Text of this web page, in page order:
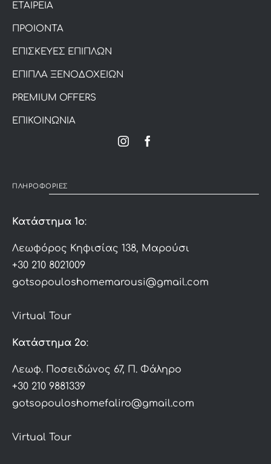
ΕΤΑΙΡΕΙΑ
ΠΡΟΙΟΝΤΑ
ΕΠΙΣΚΕΥΕΣ ΕΠΙΠΛΩΝ
ΕΠΙΠΛΑ ΞΕΝΟΔΟΧΕΙΩΝ
PREMIUM OFFERS
ΕΠΙΚΟΙΝΩΝΙΑ
ΠΛΗΡΟΦΟΡΙΕΣ
Κατάστημα 1ο:
Λεωφόρος Κηφισίας 138, Μαρούσι
+30 210 8021009
gotsopouloshomemarousi@gmail.com
Virtual Tour
Κατάστημα 2ο:
Λεωφ. Ποσειδώνος 67, Π. Φάληρο
+30 210 9881339
gotsopouloshomefaliro@gmail.com
Virtual Tour